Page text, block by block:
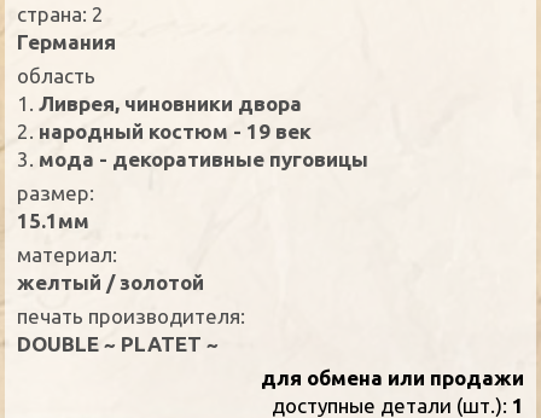
страна: 2
Германия
oбласть
1. Ливрея, чиновники двора
2. народный костюм - 19 век
3. мода - декоративные пуговицы
размер:
15.1мм
материал:
желтый / золотой
печать производителя:
DOUBLE ~ PLATET ~
для обмена или продажи
доступные детали (шт.): 1